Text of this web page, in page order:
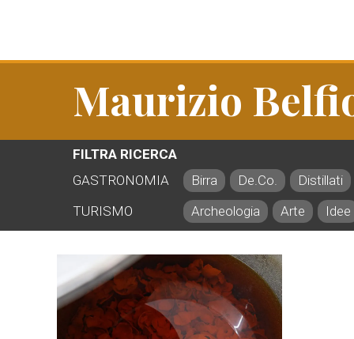
Maurizio
FILTRA RICERCA
GASTRONOMIA
Birra De.Co.
Distillati
TURISMO
Archeologia Arte Idee